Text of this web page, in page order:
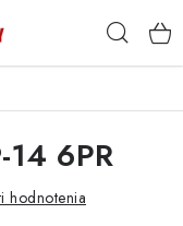
6PR
hodnotenia